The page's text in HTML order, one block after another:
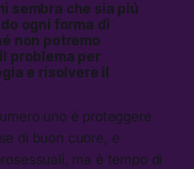
sembra che sia piú
ogni forma di
non potremo
problema per
e risolvere il
uno è proteggere
di buon cuore, e
ma è tempo di